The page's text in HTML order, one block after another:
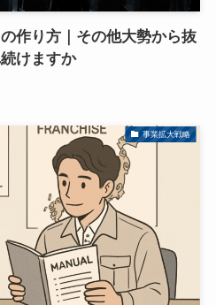
作り方｜その他大勢から抜
けますか
事業拡大戦略